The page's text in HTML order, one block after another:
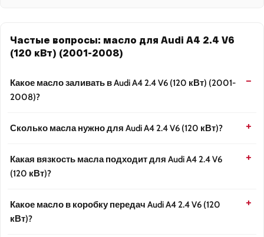
Частые вопросы: масло для Audi A4 2.4 V6
(120 кВт) (2001-2008)
Какое масло заливать в Audi A4 2.4 V6 (120 кВт) (2001-
2008)?
Сколько масла нужно для Audi A4 2.4 V6 (120 кВт)?
Какая вязкость масла подходит для Audi A4 2.4 V6
(120 кВт)?
Какое масло в коробку передач Audi A4 2.4 V6 (120
кВт)?